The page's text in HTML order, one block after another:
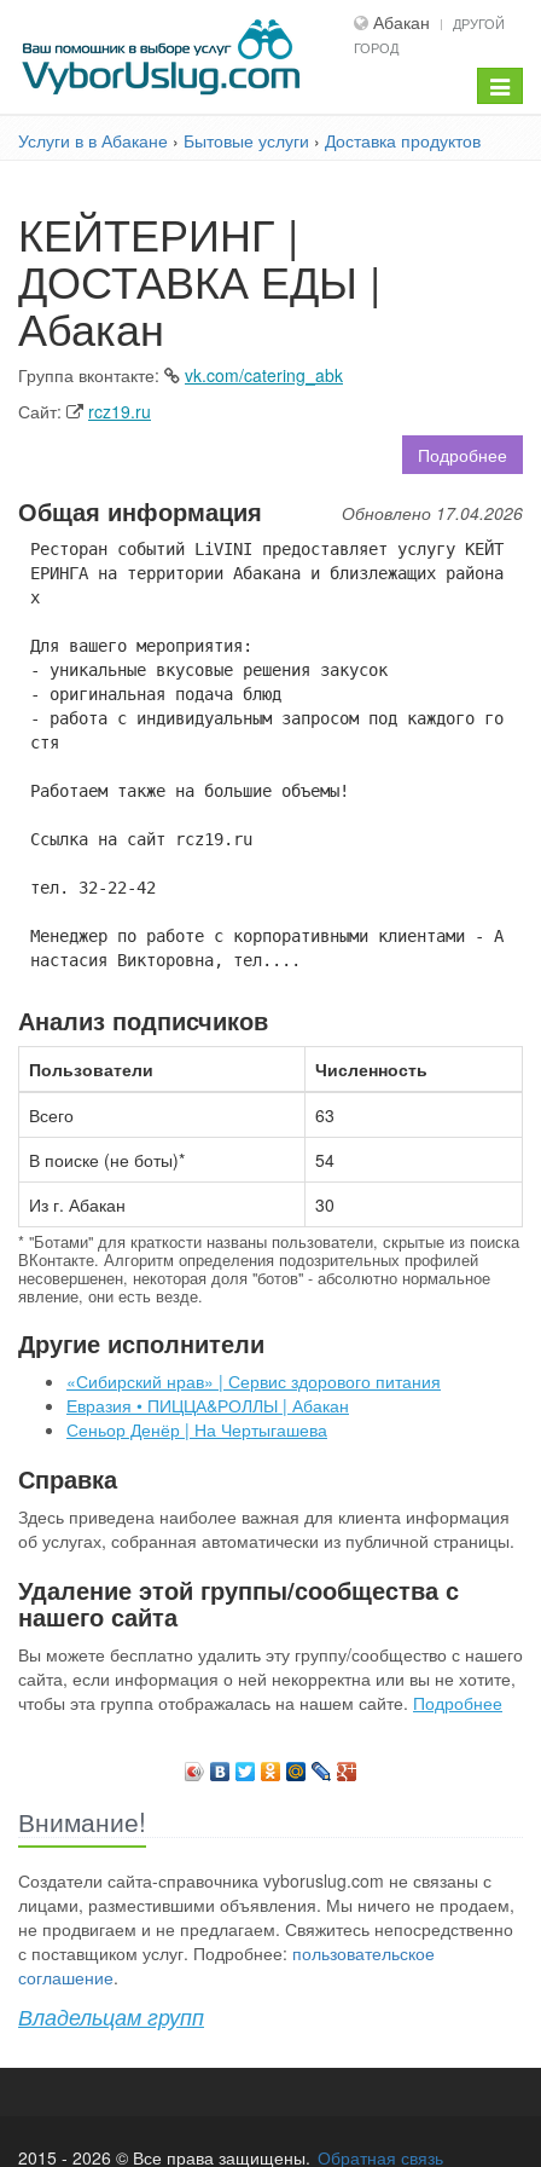
Абакан
ДРУГОЙ
ГОРОД
меню
Услуги в в Абакане › Бытовые услуги › Доставка продуктов
КЕЙТЕРИНГ |
ДОСТАВКА ЕДЫ |
Абакан
Группа вконтакте:
vk.com/catering_abk
Сайт:
rcz19.ru
Подробнее
Общая информация Обновлено 17.04.2026
Ресторан событий LiVINI предоставляет услугу КЕЙТ
ЕРИНГА на территории Абакана и близлежащих района
х
Для вашего мероприятия:
- уникальные вкусовые решения закусок
- оригинальная подача блюд
- работа с индивидуальным запросом под каждого го
стя
Работаем также на большие объемы!
Ссылка на сайт rcz19.ru
тел. 32-22-42
Менеджер по работе с корпоративными клиентами - А
настасия Викторовна, тел....
Анализ подписчиков
Пользователи
Численность
Всего
63
В поиске (не боты)*
54
Из г. Абакан
30
* "Ботами" для краткости названы пользователи, скрытые из поиска
ВКонтакте. Алгоритм определения подозрительных профилей
несовершенен, некоторая доля "ботов" - абсолютно нормальное
явление, они есть везде.
Другие исполнители
«Сибирский нрав» | Сервис здорового питания
Евразия • ПИЦЦА&РОЛЛЫ | Абакан
Сеньор Денёр | На Чертыгашева
Справка
Здесь приведена наиболее важная для клиента информация
об услугах, собранная автоматически из публичной страницы.
Удаление этой группы/сообщества с
нашего сайта
Вы можете бесплатно удалить эту группу/сообщество с нашего
сайта, если информация о ней некорректна или вы не хотите,
чтобы эта группа отображалась на нашем сайте. Подробнее
Внимание!
Создатели сайта-справочника vyboruslug.com не связаны с
лицами, разместившими объявления. Мы ничего не продаем,
не продвигаем и не предлагаем. Свяжитесь непосредственно
с поставщиком услуг. Подробнее: пользовательское
соглашение.
Владельцам групп
2015 - 2026 © Все права защищены. Обратная связь